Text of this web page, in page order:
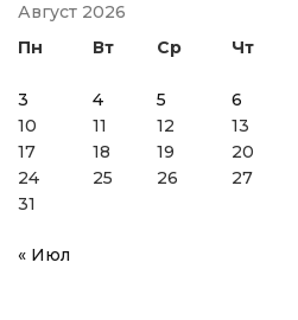
Август 2026
Пн
Вт Ср Чт
3
4 5 6
10
11 12 13
17
18 19 20
24
25 26 27
31
« Июл